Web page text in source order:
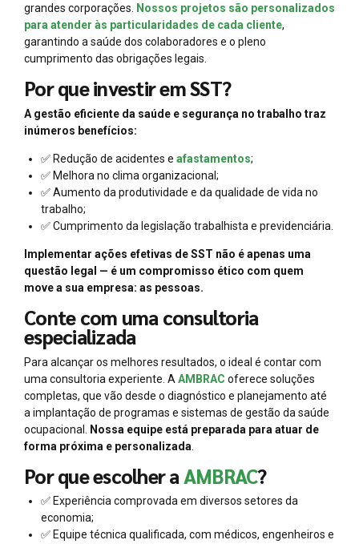
grandes corporações.
Nossos projetos são personalizados
para atender às particularidades de cada cliente,
garantindo a saúde dos colaboradores e o pleno
cumprimento das obrigações legais.
Por que investir em SST?
A gestão eficiente da saúde e segurança no trabalho traz
inúmeros benefícios:
✅ Redução de acidentes e afastamentos;
✅ Melhora no clima organizacional;
✅ Aumento da produtividade e da qualidade de vida no
trabalho;
✅ Cumprimento da legislação trabalhista e previdenciária.
Implementar ações efetivas de SST não é apenas uma
questão legal — é um compromisso ético com quem
move a sua empresa: as pessoas.
Conte com uma consultoria
especializada
Para alcançar os melhores resultados, o ideal é contar com
uma consultoria experiente. A AMBRAC oferece soluções
completas, que vão desde o diagnóstico e planejamento até
a implantação de programas e sistemas de gestão da saúde
ocupacional. Nossa equipe está preparada para atuar de
forma próxima e personalizada
Por que escolher aAMBRAC?
✅ Experiência comprovada em diversos setores da
economia;
✅ Equipe técnica qualificada, com médicos, engenheiros e